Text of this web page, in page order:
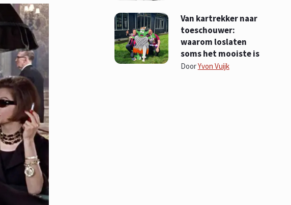
Van kartrekker naar
toeschouwer:
waarom loslaten
soms het mooiste is
DoorYvon Vuijk